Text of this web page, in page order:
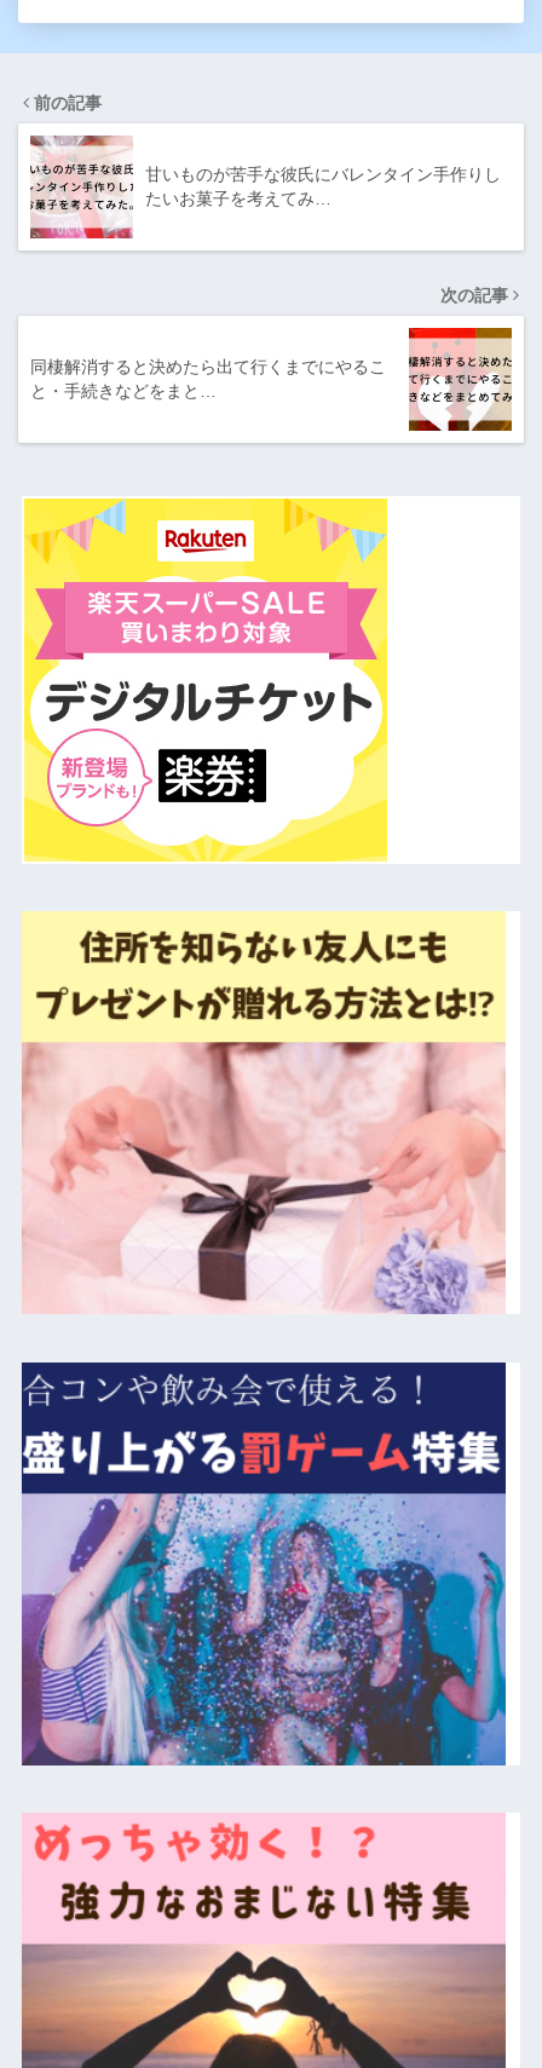
前の記事
甘いものが苦手な彼氏にバレンタイン手作りし
たいお菓子を考えてみ…
次の記事
同棲解消すると決めたら出て行くまでにやるこ
と・手続きなどをまと…